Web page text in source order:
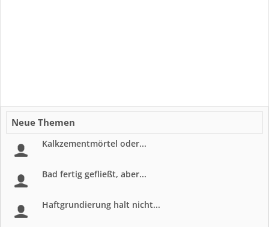
Neue Themen
Kalkzementmörtel oder...
Bad fertig gefließt, aber...
Haftgrundierung halt nicht...